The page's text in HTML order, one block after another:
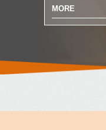
MORE